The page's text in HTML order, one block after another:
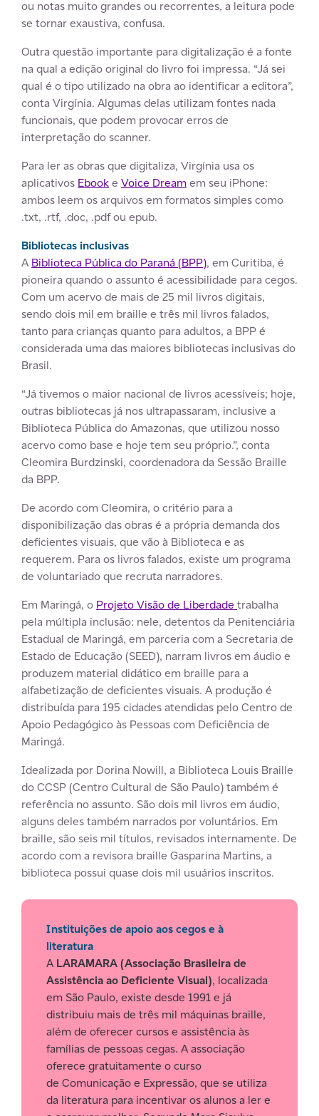
ou notas muito grandes ou recorrentes, a leitura pode
se tornar exaustiva, confusa.
Outra questão importante para digitalização é a fonte
na qual a edição original do livro foi impressa. “Já sei
qual é o tipo utilizado na obra ao identificar a editora”,
conta Virgínia. Algumas delas utilizam fontes nada
funcionais, que podem provocar erros de
interpretação do scanner.
Para ler as obras que digitaliza, Virgínia usa os
aplicativos Ebooke Voice Dreamem seu iPhone:
ambos leem os arquivos em formatos simples como
.txt, .rtf, .doc, .pdf ou epub.
Bibliotecas inclusivas
A Biblioteca Pública do Paraná (BPP), em Curitiba, é
pioneira quando o assunto é acessibilidade para cegos.
Com um acervo de mais de 25 mil livros digitais,
sendo dois mil em braille e três mil livros falados,
tanto para crianças quanto para adultos, a BPP é
considerada uma das maiores bibliotecas inclusivas do
Brasil.
“Já tivemos o maior nacional de livros acessíveis; hoje,
outras bibliotecas já nos ultrapassaram, inclusive a
Biblioteca Pública do Amazonas, que utilizou nosso
acervo como base e hoje tem seu próprio.”, conta
Cleomira Burdzinski, coordenadora da Sessão Braille
da BPP.
De acordo com Cleomira, o critério para a
disponibilização das obras é a própria demanda dos
deficientes visuais, que vão à Biblioteca e as
requerem. Para os livros falados, existe um programa
de voluntariado que recruta narradores.
Em Maringá, o Projeto Visão de Liberdade trabalha
pela múltipla inclusão: nele, detentos da Penitenciária
Estadual de Maringá, em parceria com a Secretaria de
Estado de Educação (SEED), narram livros em áudio e
produzem material didático em braille para a
alfabetização de deficientes visuais. A produção é
distribuída para 195 cidades atendidas pelo Centro de
Apoio Pedagógico às Pessoas com Deficiência de
Maringá.
Idealizada por Dorina Nowill, a Biblioteca Louis Braille
do CCSP (Centro Cultural de São Paulo) também é
referência no assunto. São dois mil livros em áudio,
alguns deles também narrados por voluntários. Em
braille, são seis mil títulos, revisados internamente. De
acordo com a revisora braille Gasparina Martins, a
biblioteca possui quase dois mil usuários inscritos.
Instituições de apoio aos cegos e à
literatura
A LARAMARA (Associação Brasileira de
Assistência ao Deficiente Visual), localizada
em São Paulo, existe desde 1991 e já
distribuiu mais de três mil máquinas braille,
além de oferecer cursos e assistência às
famílias de pessoas cegas. A associação
oferece gratuitamente o curso
de Comunicação e Expressão, que se utiliza
da literatura para incentivar os alunos a ler e